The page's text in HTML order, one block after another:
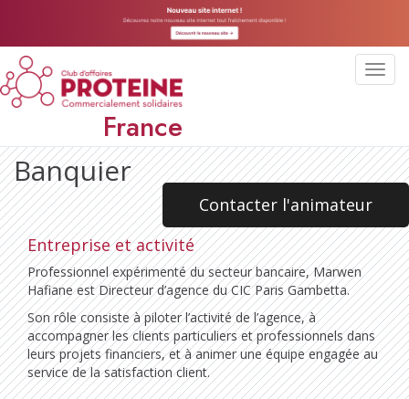
France
Banquier
Contacter l'animateur
Entreprise et activité
Professionnel expérimenté du secteur bancaire, Marwen
Hafiane est Directeur d’agence du CIC Paris Gambetta.
Son rôle consiste à piloter l’activité de l’agence, à
accompagner les clients particuliers et professionnels dans
leurs projets financiers, et à animer une équipe engagée au
service de la satisfaction client.